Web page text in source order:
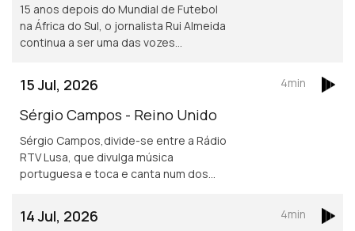
15 anos depois do Mundial de Futebol
na África do Sul, o jornalista Rui Almeida
continua a ser uma das vozes
lusofonia.
15 Jul, 2026
Sérgio Campos - Reino Unido
Sérgio Campos,divide-se entre a Rádio
RTV Lusa, que divulga música
portuguesa e toca e canta num dos
4min
14 Jul, 2026
4min